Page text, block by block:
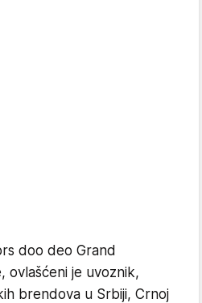
doo deo Grand
ovlašćeni je uvoznik,
brendova u Srbiji, Crnoj